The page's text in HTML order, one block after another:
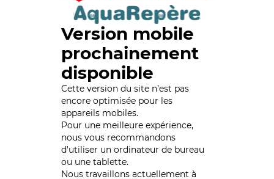
Version mobile
prochainement
disponible
Cette version du site n’est pas
encore optimisée pour les
appareils mobiles.
Pour une meilleure expérience,
nous vous recommandons
d'utiliser un ordinateur de bureau
ou une tablette.
Nous travaillons actuellement à